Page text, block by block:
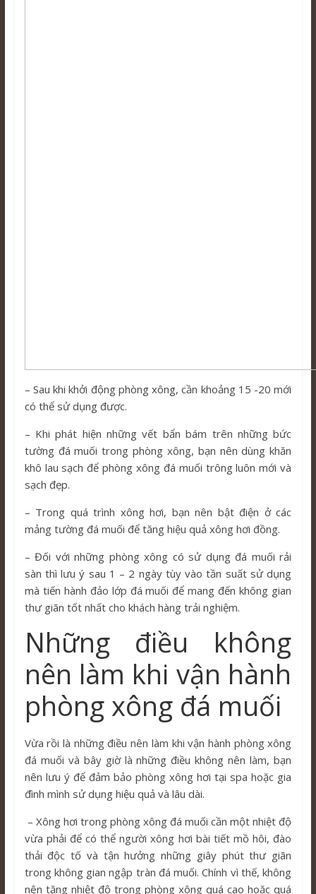
– Sau khi khởi động phòng xông, cần khoảng 15 -20 mới
có thể sử dụng được.
– Khi phát hiện những vết bẩn bám trên những bức
tường đá muối trong phòng xông, bạn nên dùng khăn
khô lau sạch để phòng xông đá muối trông luôn mới và
sạch đẹp.
– Trong quá trình xông hơi, bạn nên bật điện ở các
mảng tường đá muối để tăng hiệu quả xông hơi đồng.
– Đối với những phòng xông có sử dụng đá muối rải
sàn thì lưu ý sau 1 – 2 ngày tùy vào tần suất sử dụng
mà tiến hành đảo lớp đá muối để mang đến không gian
thư giãn tốt nhất cho khách hàng trải nghiệm.
Những điều không
nên làm khi vận hành
phòng xông đá muối
Vừa rồi là những điều nên làm khi vận hành phòng xông
đá muối và bây giờ là những điều không nên làm, bạn
nên lưu ý để đảm bảo phòng xông hơi tại spa hoặc gia
đình mình sử dụng hiệu quả và lâu dài.
– Xông hơi trong phòng xông đá muối cần một nhiệt độ
vừa phải để có thể người xông hơi bài tiết mồ hôi, đào
thải độc tố và tận hưởng những giây phút thư giãn
trong không gian ngập tràn đá muối. Chính vì thế, không
nên tăng nhiệt độ trong phòng xông quá cao hoặc quá